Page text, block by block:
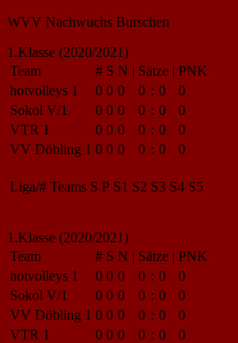
WVV Nachwuchs Burschen
1.Klasse (2020/2021)
Team
# S N | Sätze | PNK
hotvolleys 1
0 0 0 0 : 0
0
Sokol V/1
0 0 0 0 : 0
0
VTR 1
0 0 0 0 : 0
0
VV Döbling 1 0 0 0 0 : 0 0
Liga/# Teams S P S1 S2 S3 S4 S5
1.Klasse (2020/2021)
Team
# S N | Sätze | PNK
hotvolleys 1
0 0 0 0 : 0
0
Sokol V/1
0 0 0 0 : 0
0
VV Döbling 1 0 0 0 0 : 0
0
VTR 1
0 0 0 0 : 0 0